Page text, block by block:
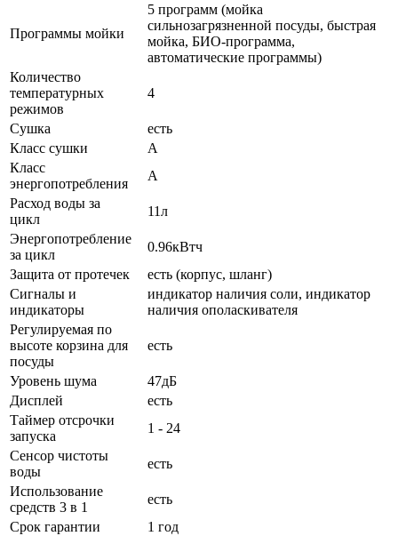
Программы мойки
5 программ (мойка
сильнозагрязненной посуды, быстрая
мойка, БИО-программа,
автоматические программы)
Количество
температурных
режимов
4
Сушка
есть
Класс сушки
A
Класс
энергопотребления
A
Расход воды за
цикл
11л
Энергопотребление
за цикл
0.96кВтч
Защита от протечек
есть (корпус, шланг)
Сигналы и
индикаторы
индикатор наличия соли, индикатор
наличия ополаскивателя
Регулируемая по
высоте корзина для
посуды
есть
Уровень шума
47дБ
Дисплей
есть
Таймер отсрочки
запуска
1 - 24
Сенсор чистоты
воды
есть
Использование
средств 3 в 1
есть
Срок гарантии
1 год